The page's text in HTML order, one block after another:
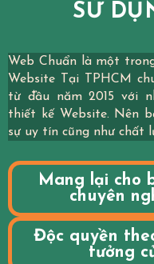
SỬ
Web Chuẩn là một
Website Tại TPHCM
từ đầu năm 2015 với
thiết kế Website. Nên
sự uy tín cũng như chất
Mang lại cho
chuyên
Độc quyền
tưởng